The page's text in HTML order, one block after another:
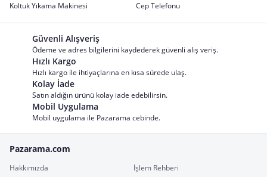
Koltuk Yıkama Makinesi
Cep Telefonu
Güvenli Alışveriş
Ödeme ve adres bilgilerini kaydederek güvenli alış veriş.
Hızlı Kargo
Hızlı kargo ile ihtiyaçlarına en kısa sürede ulaş.
Kolay İade
Satın aldığın ürünü kolay iade edebilirsin.
Mobil Uygulama
Mobil uygulama ile Pazarama cebinde.
Pazarama.com
Hakkımızda
İşlem Rehberi